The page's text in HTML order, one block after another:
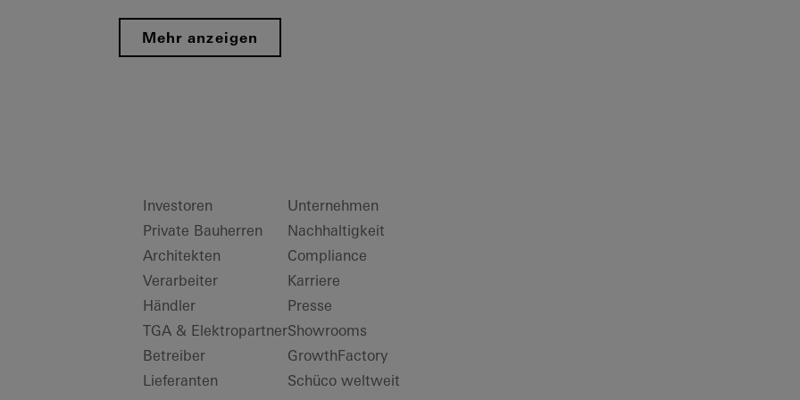
Mehr anzeigen
Investoren
Private Bauherren
Architekten
Verarbeiter
Händler
TGA & Elektropartner
Betreiber
Lieferanten
Unternehmen
Nachhaltigkeit
Compliance
Karriere
Presse
Showrooms
GrowthFactory
Schüco weltweit